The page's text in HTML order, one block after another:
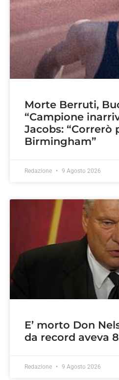
Morte Berruti,
“Campione
Jacobs: “Correrò
Birmingham”
Redazione 9 Agosto 2026
E’ morto Don
da record aveva
Redazione 9 Agosto 2026